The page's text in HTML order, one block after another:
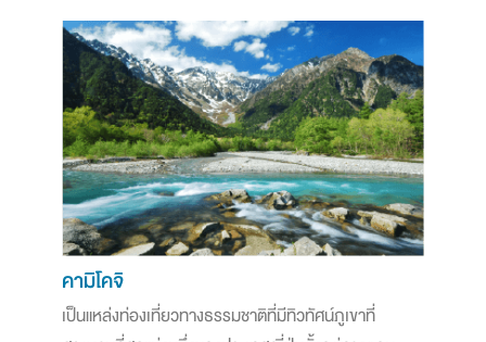
คามิโคจิ
เป็นแหล่งท่องเที่ยวทางธรรมชาติที่มีทิวทัศน์ภูเขาที่